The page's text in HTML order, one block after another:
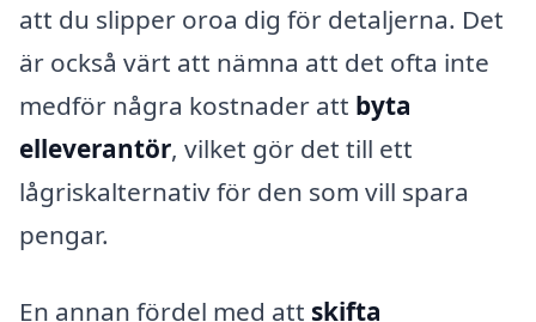
att du slipper oroa dig för detaljerna. Det
är också värt att nämna att det ofta inte
medför några kostnader att byta
elleverantör, vilket gör det till ett
lågriskalternativ för den som vill spara
pengar.
En annan fördel med att skifta